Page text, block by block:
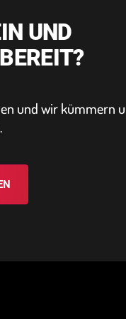
UND
und wir kümmern